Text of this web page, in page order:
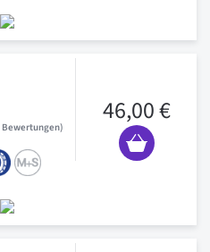
Bewertungen
46,00 €